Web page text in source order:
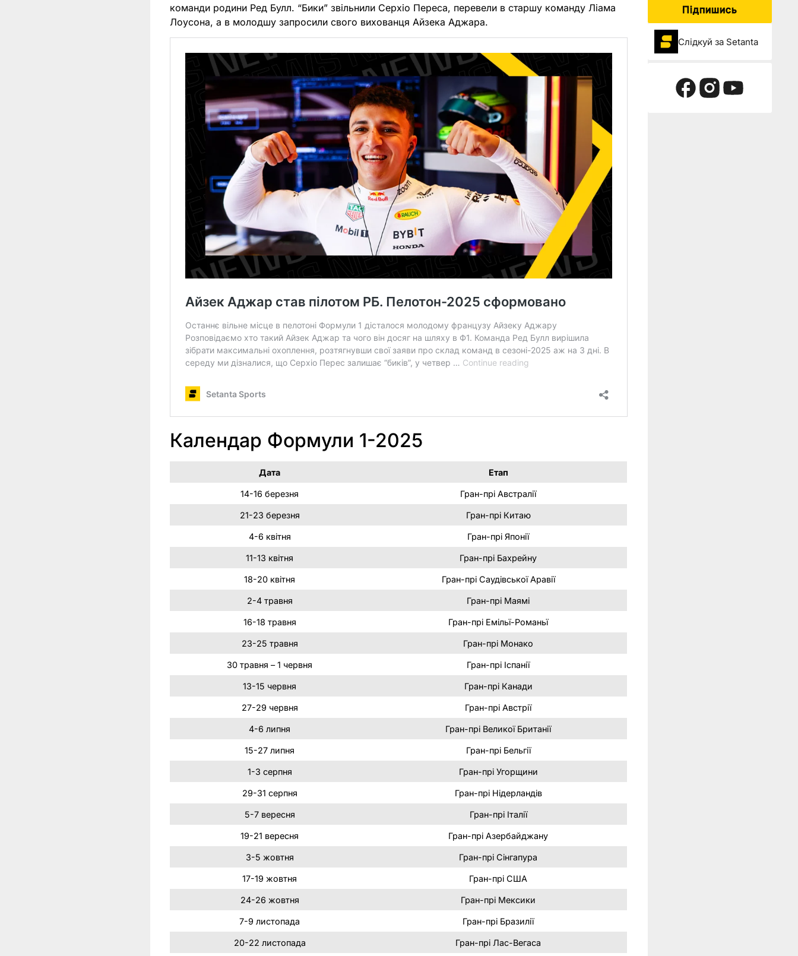
команди родини Ред Булл. “Бики” звільнили Серхіо Переса, перевели в старшу команду Ліама
Лоусона, а в молодшу запросили свого вихованця Айзека Аджара.
Календар Формули 1-2025
Дата Етап
14-16 березня Гран-прі Австралії
21-23 березня Гран-прі Китаю
4-6 квітня Гран-прі Японії
11-13 квітня Гран-прі Бахрейну
18-20 квітня Гран-прі Саудівської Аравії
2-4 травня Гран-прі Маямі
16-18 травня Гран-прі Емільї-Романьї
23-25 травня Гран-прі Монако
30 травня – 1 червня Гран-прі Іспанії
13-15 червня Гран-прі Канади
27-29 червня Гран-прі Австрії
4-6 липня Гран-прі Великої Британії
15-27 липня Гран-прі Бельгії
1-3 серпня Гран-прі Угорщини
29-31 серпня Гран-прі Нідерландів
5-7 вересня Гран-прі Італії
19-21 вересня Гран-прі Азербайджану
3-5 жовтня Гран-прі Сінгапура
17-19 жовтня Гран-прі США
24-26 жовтня Гран-прі Мексики
7-9 листопада Гран-прі Бразилії
20-22 листопада Гран-прі Лас-Вегаса
Підпишись
Слідкуй за Setanta